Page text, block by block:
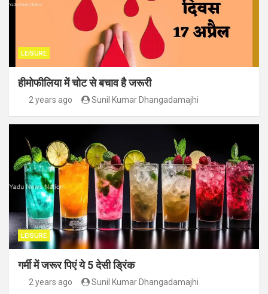
LEISURE
हीमोफीलिया में चोट से बचाव है जरूरी
2 years ago Sunil Kumar Dhangadamajhi
LEISURE
गर्मी में जरूर पिएं ये 5 देसी ड्रिंक
2 years ago Sunil Kumar Dhangadamajhi